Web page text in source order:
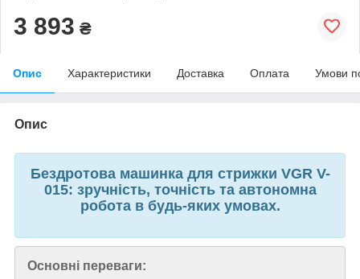
3 893 ₴
Опис Характеристики Доставка Оплата Умови
Опис
Бездротова машинка для стрижки VGR V-
015: зручність, точність та автономна
робота в будь-яких умовах.
Основні переваги: